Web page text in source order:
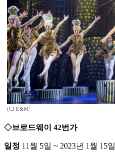
(CJ E&M)
◇브로드웨이 42번가
일정 11월 5일 ~ 2023년 1월 15일